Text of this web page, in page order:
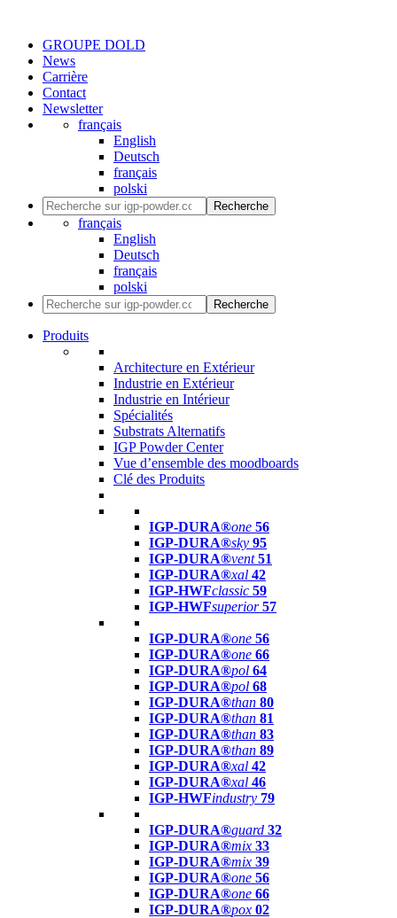
GROUPE DOLD
News
Carrière
Contact
Newsletter
français
English
Deutsch
français
polski
Recherche
français
English
Deutsch
français
polski
Recherche
Produits
Architecture en Extérieur
Industrie en Extérieur
Industrie en Intérieur
Spécialités
Substrats Alternatifs
IGP Powder Center
Vue d’ensemble des moodboards
Clé des Produits
IGP-DURA®one 56
IGP-DURA®sky 95
IGP-DURA®vent 51
IGP-DURA®xal 42
IGP-HWFclassic 59
IGP-HWFsuperior 57
IGP-DURA®one 56
IGP-DURA®one 66
IGP-DURA®pol 64
IGP-DURA®pol 68
IGP-DURA®than 80
IGP-DURA®than 81
IGP-DURA®than 83
IGP-DURA®than 89
IGP-DURA®xal 42
IGP-DURA®xal 46
IGP-HWFindustry 79
IGP-DURA®guard 32
IGP-DURA®mix 33
IGP-DURA®mix 39
IGP-DURA®one 56
IGP-DURA®one 66
IGP-DURA®pox 02